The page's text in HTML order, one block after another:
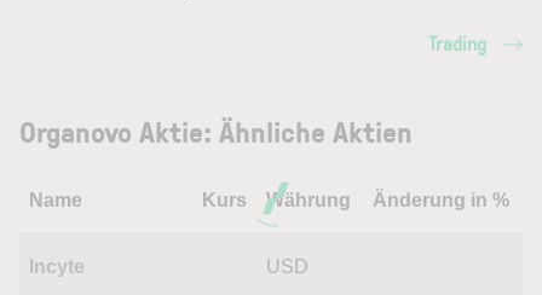
Trading
Organovo Aktie: Ähnliche Aktien
Name Kurs Währung Änderung in %
Incyte USD